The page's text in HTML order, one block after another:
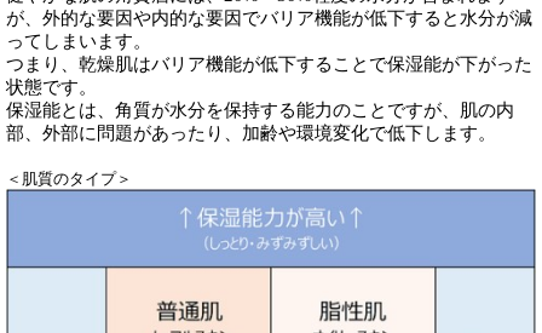
が、外的な要因や内的な要因でバリア機能が低下すると水分が減
ってしまいます。
つまり、乾燥肌はバリア機能が低下することで保湿能が下がった
状態です。
保湿能とは、角質が水分を保持する能力のことですが、肌の内
部、外部に問題があったり、加齢や環境変化で低下します。
＜肌質のタイプ＞